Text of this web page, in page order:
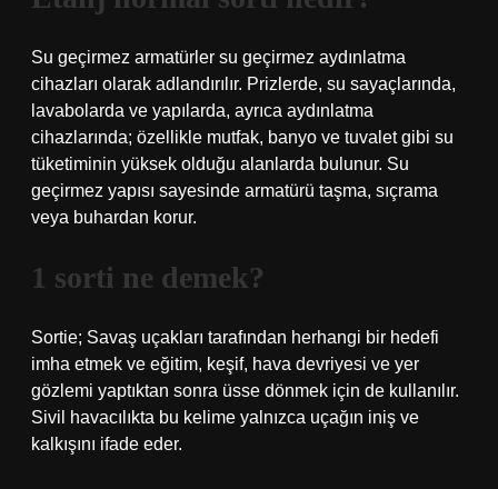
Su geçirmez armatürler su geçirmez aydınlatma
cihazları olarak adlandırılır. Prizlerde, su sayaçlarında,
lavabolarda ve yapılarda, ayrıca aydınlatma
cihazlarında; özellikle mutfak, banyo ve tuvalet gibi su
tüketiminin yüksek olduğu alanlarda bulunur. Su
geçirmez yapısı sayesinde armatürü taşma, sıçrama
veya buhardan korur.
1 sorti ne demek?
Sortie; Savaş uçakları tarafından herhangi bir hedefi
imha etmek ve eğitim, keşif, hava devriyesi ve yer
gözlemi yaptıktan sonra üsse dönmek için de kullanılır.
Sivil havacılıkta bu kelime yalnızca uçağın iniş ve
kalkışını ifade eder.